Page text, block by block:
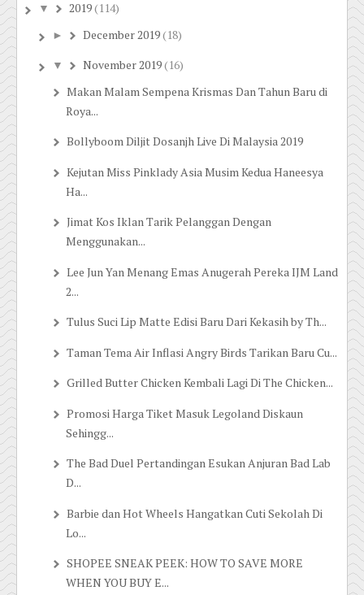
▼ 2019(114)
► December 2019(18)
▼ November 2019(16)
Makan Malam Sempena Krismas Dan Tahun Baru di
Roya...
Bollyboom Diljit Dosanjh Live Di Malaysia 2019
Kejutan Miss Pinklady Asia Musim Kedua Haneesya
Ha...
Jimat Kos Iklan Tarik Pelanggan Dengan
Menggunakan...
Lee Jun Yan Menang Emas Anugerah Pereka IJM Land
2...
Tulus Suci Lip Matte Edisi Baru Dari Kekasih by Th...
Taman Tema Air Inflasi Angry Birds Tarikan Baru Cu...
Grilled Butter Chicken Kembali Lagi Di The Chicken...
Promosi Harga Tiket Masuk Legoland Diskaun
Sehingg...
The Bad Duel Pertandingan Esukan Anjuran Bad Lab
D...
Barbie dan Hot Wheels Hangatkan Cuti Sekolah Di
Lo...
SHOPEE SNEAK PEEK: HOW TO SAVE MORE
WHEN YOU BUY E...